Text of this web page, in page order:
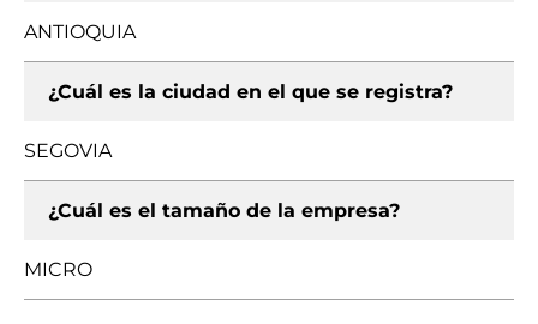
ANTIOQUIA
¿Cuál es la ciudad en el que se registra?
SEGOVIA
¿Cuál es el tamaño de la empresa?
MICRO